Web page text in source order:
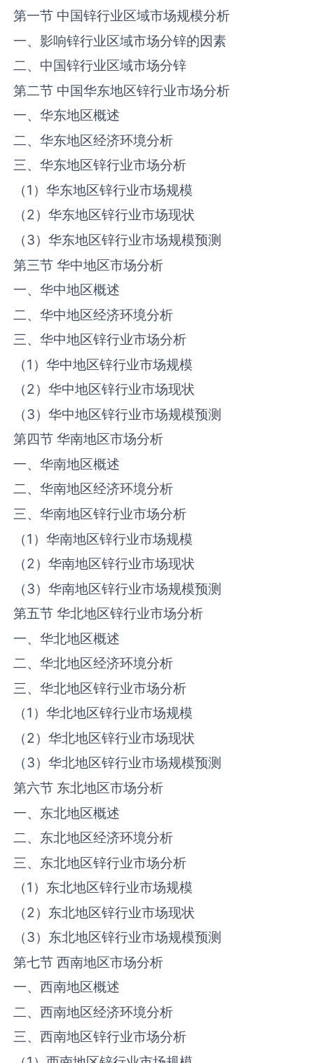
第一节 中国‌锌‌行业区域市场规模分析
一、影响‌锌‌行业区域市场分锌的因素
二、中国‌锌‌行业区域市场分锌
第二节 中国华东地区‌锌‌行业市场分析
一、华东地区概述
二、华东地区经济环境分析
三、华东地区‌锌‌行业市场分析
（1）华东地区‌锌‌行业市场规模
（2）华东地区‌锌‌行业市场现状
（3）华东地区‌锌‌行业市场规模预测
第三节 华中地区市场分析
一、华中地区概述
二、华中地区经济环境分析
三、华中地区‌锌‌行业市场分析
（1）华中地区‌锌‌行业市场规模
（2）华中地区‌锌‌行业市场现状
（3）华中地区‌锌‌行业市场规模预测
第四节 华南地区市场分析
一、华南地区概述
二、华南地区经济环境分析
三、华南地区‌锌‌行业市场分析
（1）华南地区‌锌‌行业市场规模
（2）华南地区‌锌‌行业市场现状
（3）华南地区‌锌‌行业市场规模预测
第五节 华北地区‌锌‌行业市场分析
一、华北地区概述
二、华北地区经济环境分析
三、华北地区‌锌‌行业市场分析
（1）华北地区‌锌‌行业市场规模
（2）华北地区‌锌‌行业市场现状
（3）华北地区‌锌‌行业市场规模预测
第六节 东北地区市场分析
一、东北地区概述
二、东北地区经济环境分析
三、东北地区‌锌‌行业市场分析
（1）东北地区‌锌‌行业市场规模
（2）东北地区‌锌‌行业市场现状
（3）东北地区‌锌‌行业市场规模预测
第七节 西南地区市场分析
一、西南地区概述
二、西南地区经济环境分析
三、西南地区‌锌‌行业市场分析